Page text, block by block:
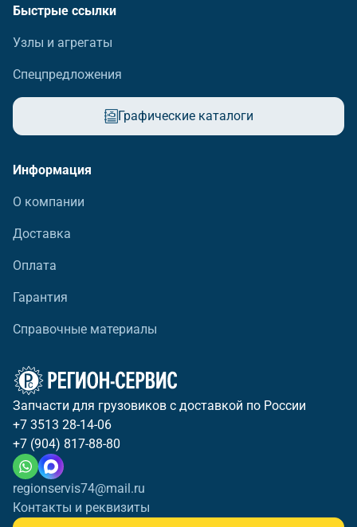
Быстрые ссылки
Узлы и агрегаты
Спецпредложения
Графические каталоги
Информация
О компании
Доставка
Оплата
Гарантия
Справочные материалы
Запчасти для грузовиков с доставкой по России
+7 3513 28-14-06
+7 (904) 817-88-80
regionservis74@mail.ru
Контакты и реквизиты